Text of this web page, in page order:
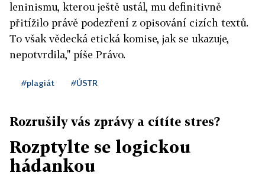
leninismu, kterou ještě ustál, mu definitivně
přitížilo právě podezření z opisování cizích textů.
To však vědecká etická komise, jak se ukazuje,
nepotvrdila," píše Právo.
#plagiát #ÚSTR
Rozrušily vás zprávy a cítíte stres?
Rozptylte se logickou
hádankou